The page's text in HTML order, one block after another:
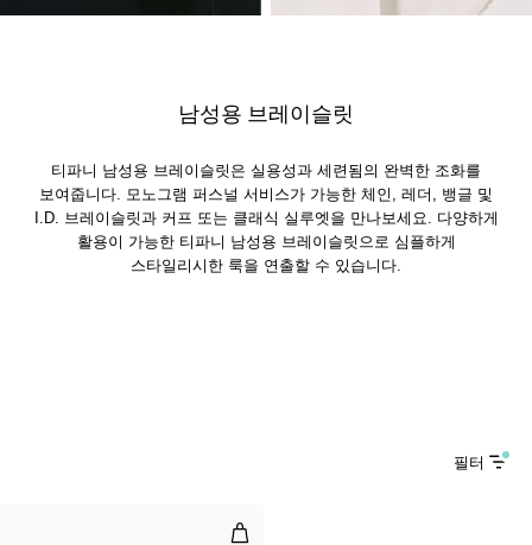
남성용 브레이슬릿
티파니 남성용 브레이슬릿은 실용성과 세련됨의 완벽한 조화를
보여줍니다. 모노그램 퍼스널 서비스가 가능한 체인, 레더, 뱅글 및
I.D. 브레이슬릿과 커프 또는 클래식 실루엣을 만나보세요. 다양하게
활용이 가능한 티파니 남성용 브레이슬릿으로 심플하게
스타일리시한 룩을 연출할 수 있습니다.
필터
블랙 오닉스 와이어 브레이슬릿, 로